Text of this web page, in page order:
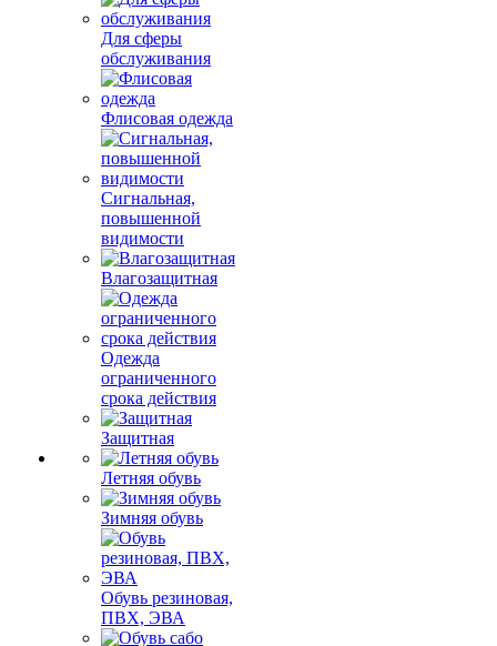
Для сферы
обслуживания
Флисовая одежда
Сигнальная,
повышенной
видимости
Влагозащитная
Одежда
ограниченного
срока действия
Защитная
Летняя обувь
Зимняя обувь
Обувь резиновая,
ПВХ, ЭВА